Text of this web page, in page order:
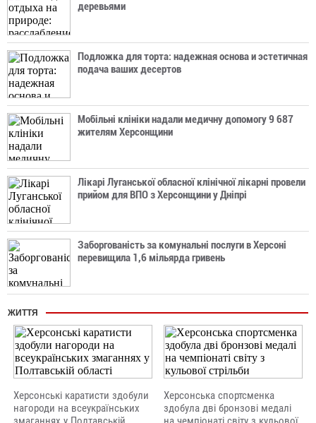
деревьями
Подложка для торта: надежная основа и эстетичная
подача ваших десертов
Мобільні клініки надали медичну допомогу 9 687
жителям Херсонщини
Лікарі Луганської обласної клінічної лікарні провели
прийом для ВПО з Херсонщини у Дніпрі
Заборгованість за комунальні послуги в Херсоні
перевищила 1,6 мільярда гривень
ЖИТТЯ
Херсонські каратисти здобули
нагороди на всеукраїнських
Херсонська спортсменка
здобула дві бронзові медалі